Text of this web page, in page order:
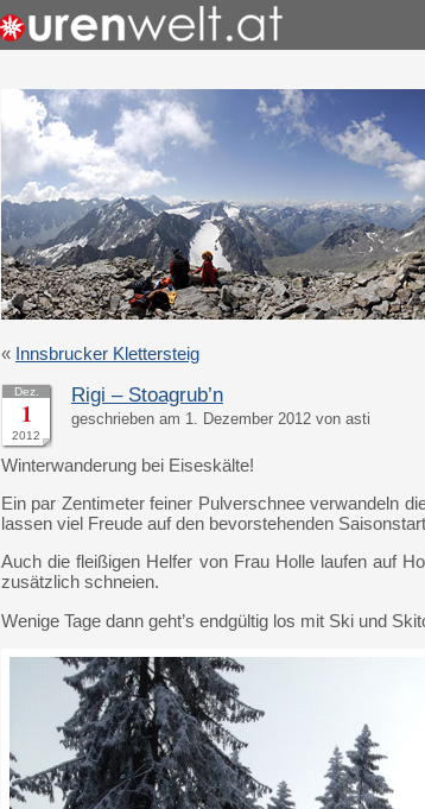
« Innsbrucker Klettersteig
Dez.
1
2012
Rigi – Stoagrub’n
geschrieben am 1. Dezember 2012 von asti
Winterwanderung bei Eiseskälte!
Ein par Zentimeter feiner Pulverschnee verwandeln
lassen viel Freude auf den bevorstehenden
Auch die fleißigen Helfer von Frau Holle laufen auf
zusätzlich schneien.
Wenige Tage dann geht’s endgültig los mit Ski und